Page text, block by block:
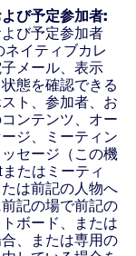
び予定参加者:
び予定参加者
イティブカレ
メール、表示
態を確認できる
ト、参加者、お
ンテンツ、オー
ジ、ミーティン
セージ（この機
たはミーティ
は前記の人物へ
記の場で前記の
ボード、または
、または専用の